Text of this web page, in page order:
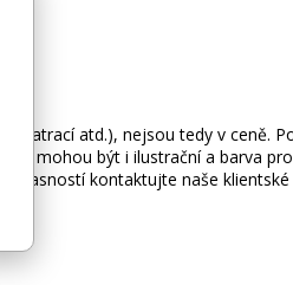
atd.), nejsou tedy v ceně.
mohou být i ilustrační a barva
kontaktujte naše